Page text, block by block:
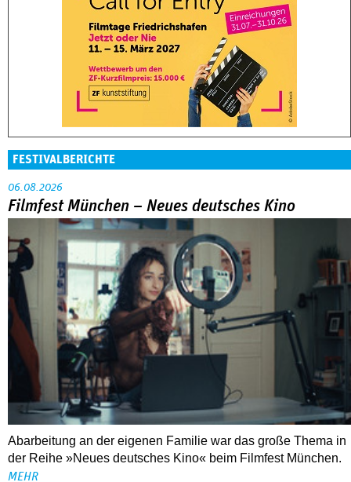
FESTIVALBERICHTE
Filmfest München – Neues deutsches Kino
Abarbeitung an der eigenen Familie war das große Thema in
der Reihe »Neues deutsches Kino« beim Filmfest München.
MEHR
DOK.fest München 2026
Crossing Europe: Ein großes Dach mit viel
drunter